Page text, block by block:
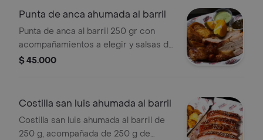
Punta de anca ahumada al barril
Punta de anca al barril 250 gr con
acompañamientos a elegir y salsas de
la casa.
$ 45.000
Costilla san luis ahumada al barril
Costilla san luis ahumada al barril de
250 g, acompañada de 250 g de